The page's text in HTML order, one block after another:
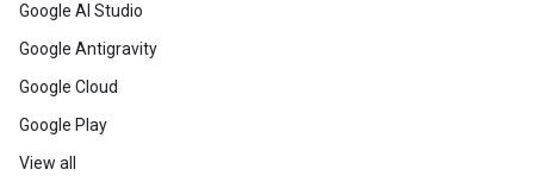
Google AI Studio
Google Antigravity
Google Cloud
Google Play
View all